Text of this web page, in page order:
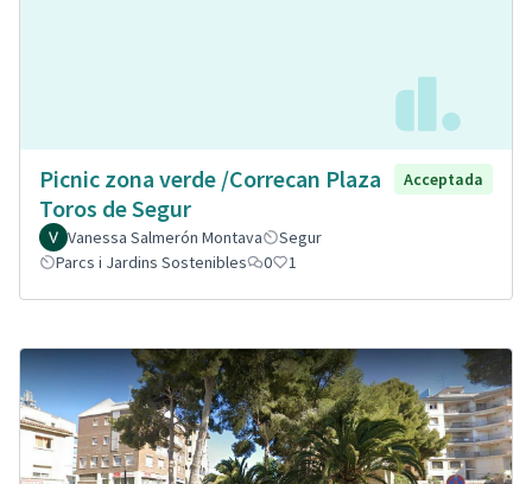
Picnic zona verde /Correcan Plaza
Toros de Segur
Acceptada
Vanessa Salmerón Montava
Segur
Parcs i Jardins Sostenibles
0 1